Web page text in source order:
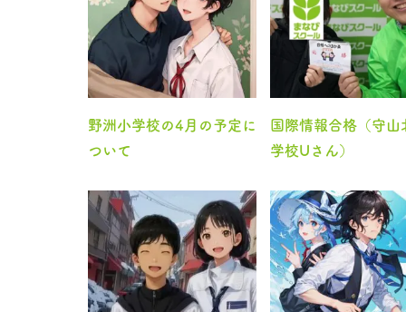
野洲小学校の4月の予定に
ついて
国際情報合格（守山
学校Uさん）